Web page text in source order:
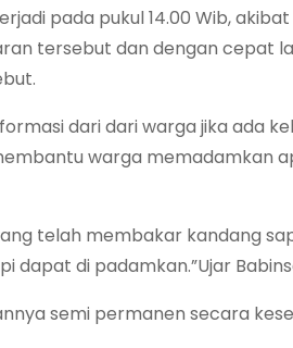
pada pukul 14.00 Wib,
tersebut dan dengan cepat
dari dari warga jika ada
warga memadamkan
telah membakar kandang
dapat di padamkan.”Ujar
semi permanen secara